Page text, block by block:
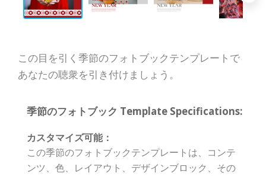
この目を引く季節のフォトブックテンプレートで
あなたの聴衆を引き付けましょう。
季節のフォトブック Template Specifications:
カスタマイズ可能：
この季節のフォトブックテンプレートは、コンテ
ンツ、色、レイアウト、デザインブロック、その